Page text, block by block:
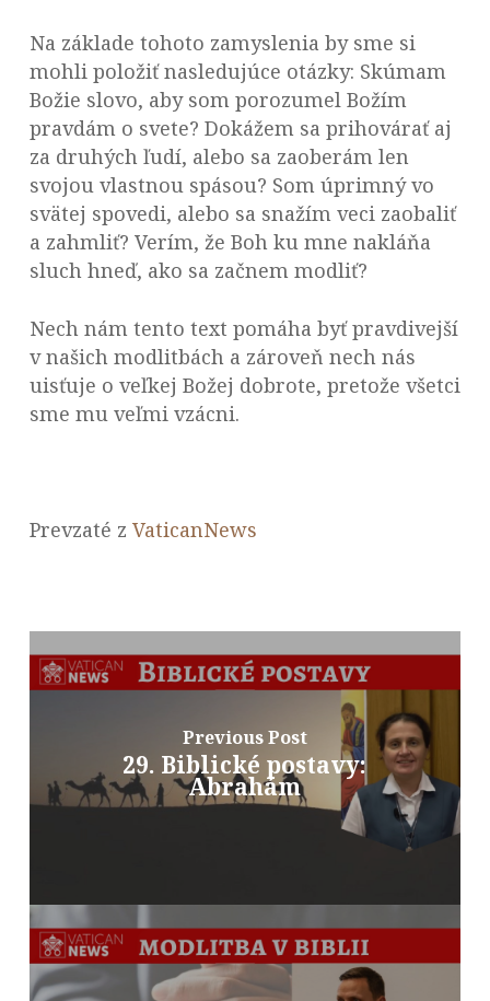
Na základe tohoto zamyslenia by sme si
mohli položiť nasledujúce otázky: Skúmam
Božie slovo, aby som porozumel Božím
pravdám o svete? Dokážem sa prihovárať aj
za druhých ľudí, alebo sa zaoberám len
svojou vlastnou spásou? Som úprimný vo
svätej spovedi, alebo sa snažím veci zaobaliť
a zahmliť? Verím, že Boh ku mne nakláňa
sluch hneď, ako sa začnem modliť?
Nech nám tento text pomáha byť pravdivejší
v našich modlitbách a zároveň nech nás
uisťuje o veľkej Božej dobrote, pretože všetci
sme mu veľmi vzácni.
Prevzaté z VaticanNews
Previous Post
29. Biblické postavy:
Abrahám